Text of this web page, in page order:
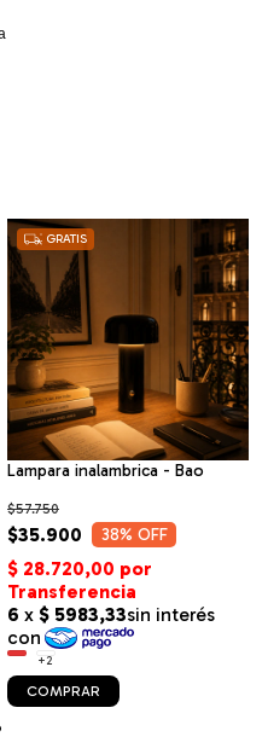
GRATIS
Lampara inalambrica - Bao
$35.900
$57.750
38% OFF
+2
COMPRAR